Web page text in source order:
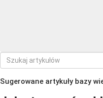
Sugerowane artykuły bazy